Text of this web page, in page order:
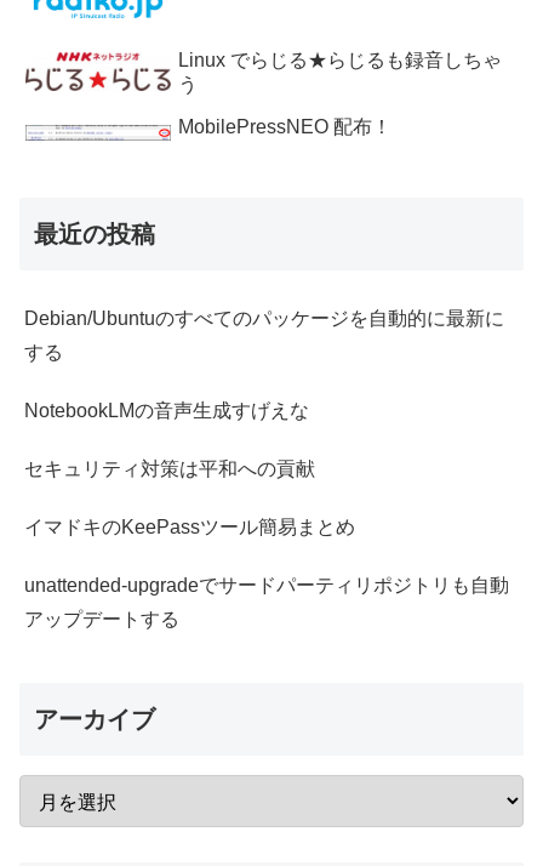
Linux でらじる★らじるも録音しちゃ
う
MobilePressNEO 配布！
最近の投稿
Debian/Ubuntuのすべてのパッケージを自動的に最新に
する
NotebookLMの音声生成すげえな
セキュリティ対策は平和への貢献
イマドキのKeePassツール簡易まとめ
unattended-upgradeでサードパーティリポジトリも自動
アップデートする
アーカイブ